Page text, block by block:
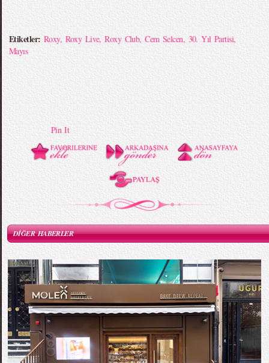
Etiketler: Roxy, Roxy Live,Roxy Club,Cem Selcen, 30. Yıl Partisi,
Mayıs
Pin It
DİĞER HABERLER